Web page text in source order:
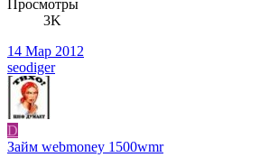
Просмотры
3K
14 Мар 2012
seodiger
D
Займ webmoney 1500wmr